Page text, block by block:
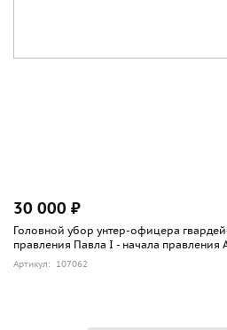
30 000 ₽
Головной убор унтер-офицера
правления Павла I - начала правления
Артикул: 107062